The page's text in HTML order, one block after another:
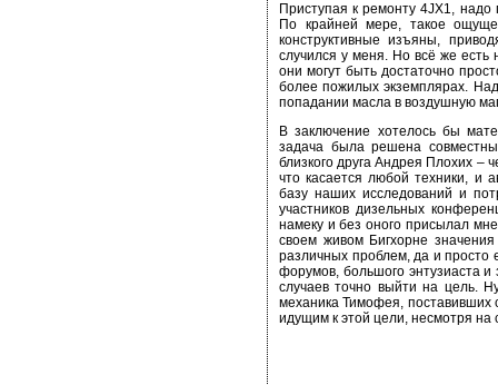
Приступая к ремонту 4JX1, надо
По крайней мере, такое
конструктивные изъяны,
случился у меня. Но всё же есть
они могут быть достаточно
более пожилых экземплярах.
попадании масла в воздушную
В заключение хотелось бы
задача была решена
близкого друга Андрея Плохих –
что касается любой техники, и
базу наших исследований и
участников дизельных
намеку и без оного присылал
своем живом Бигхорне
различных проблем, да и просто
форумов, большого энтузиаста
случаев точно выйти на цель.
механика Тимофея, поставивших
идущим к этой цели, несмотря на